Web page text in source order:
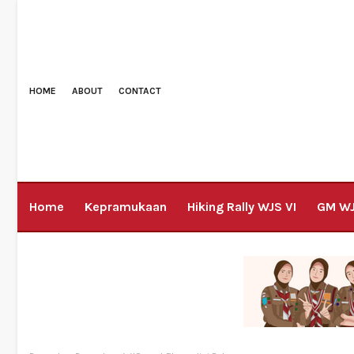
HOME ABOUT CONTACT
Home Kepramukaan Hiking Rally WJS VI GM